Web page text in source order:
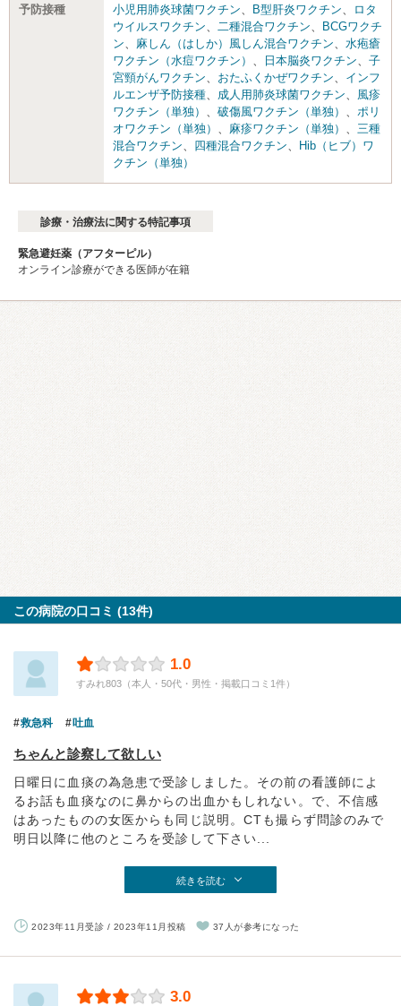
予防接種 小児用肺炎球菌ワクチン、 B型肝炎ワクチン、
ロタ
ウイルスワクチン、 二種混合ワクチン、
BCGワクチ
ン、 麻しん（はしか）風しん混合ワクチン、 水疱瘡
ワクチン（水痘ワクチン） 、 日本脳炎ワクチン、 子
宮頸がんワクチン、 おたふくかぜワクチン、 インフ
ルエンザ予防接種、 成人用肺炎球菌ワクチン、 風疹
ワクチン（単独） 、 破傷風ワクチン（単独） 、 ポリ
オワクチン（単独） 、 麻疹ワクチン（単独） 、 三種
混合ワクチン、 四種混合ワクチン、
Hib（ヒブ）ワ
クチン（単独）
診療・治療法に関する特記事項
緊急避妊薬（アフターピル）
オンライン診療ができる医師が在籍
この病院の口コミ (13件)
1.0
すみれ803（本人・50代・男性・掲載口コミ1件）
救急科 吐血
ちゃんと診察して欲しい
日曜日に血痰の為急患で受診しました。その前の看護師によ
るお話も血痰なのに鼻からの出血かもしれない。で、不信感
はあったものの女医からも同じ説明。CTも撮らず問診のみで
明日以降に他のところを受診して下さい...
続きを読む
2023年11月受診 / 2023年11月投稿 37人が参考になった
3.0